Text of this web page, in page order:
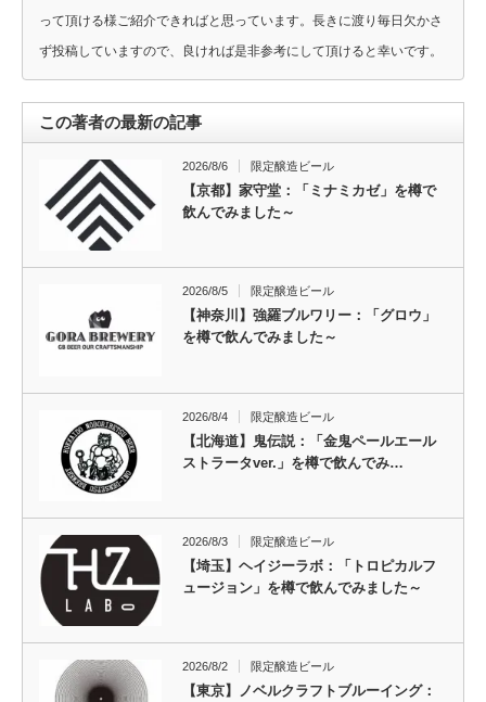
って頂ける様ご紹介できればと思っています。長きに渡り毎日欠かさ
ず投稿していますので、良ければ是非参考にして頂けると幸いです。
この著者の最新の記事
2026/8/6 限定醸造ビール
【京都】家守堂：「ミナミカゼ」を樽で
飲んでみました～
2026/8/5 限定醸造ビール
【神奈川】強羅ブルワリー：「グロウ」
を樽で飲んでみました～
2026/8/4 限定醸造ビール
【北海道】鬼伝説：「金鬼ペールエール
ストラータver.」を樽で飲んでみ…
2026/8/3 限定醸造ビール
【埼玉】ヘイジーラボ：「トロピカルフ
ュージョン」を樽で飲んでみました～
2026/8/2 限定醸造ビール
【東京】ノベルクラフトブルーイング：